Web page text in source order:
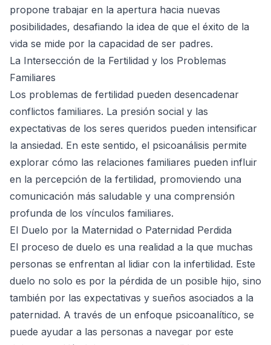
propone trabajar en la apertura hacia nuevas
posibilidades, desafiando la idea de que el éxito de la
vida se mide por la capacidad de ser padres.
La Intersección de la Fertilidad y los Problemas
Familiares
Los problemas de fertilidad pueden desencadenar
conflictos familiares. La presión social y las
expectativas de los seres queridos pueden intensificar
la ansiedad. En este sentido, el psicoanálisis permite
explorar cómo las relaciones familiares pueden influir
en la percepción de la fertilidad, promoviendo una
comunicación más saludable y una comprensión
profunda de los vínculos familiares.
El Duelo por la Maternidad o Paternidad Perdida
El proceso de duelo es una realidad a la que muchas
personas se enfrentan al lidiar con la infertilidad. Este
duelo no solo es por la pérdida de un posible hijo, sino
también por las expectativas y sueños asociados a la
paternidad. A través de un enfoque psicoanalítico, se
puede ayudar a las personas a navegar por este